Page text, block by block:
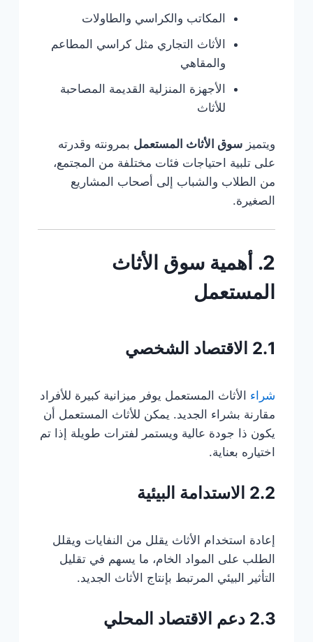
المكاتب والكراسي والطاولات
الأثاث التجاري مثل كراسي المطاعم
والمقاهي
الأجهزة المنزلية القديمة المصاحبة
للأثاث
ويتميز سوق الأثاث المستعمل بمرونته وقدرته
على تلبية احتياجات فئات مختلفة من المجتمع،
من الطلاب والشباب إلى أصحاب المشاريع
الصغيرة.
2. أهمية سوق الأثاث
المستعمل
2.1 الاقتصاد الشخصي
شراء الأثاث المستعمل يوفر ميزانية كبيرة للأفراد
مقارنة بشراء الجديد. يمكن للأثاث المستعمل أن
يكون ذا جودة عالية ويستمر لفترات طويلة إذا تم
اختياره بعناية.
2.2 الاستدامة البيئية
إعادة استخدام الأثاث يقلل من النفايات ويقلل
الطلب على المواد الخام، ما يسهم في تقليل
التأثير البيئي المرتبط بإنتاج الأثاث الجديد.
2.3 دعم الاقتصاد المحلي